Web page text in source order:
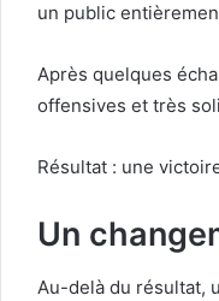
un public
Après quelques
offensives et très
Résultat : une
Un
Au-delà du résultat,